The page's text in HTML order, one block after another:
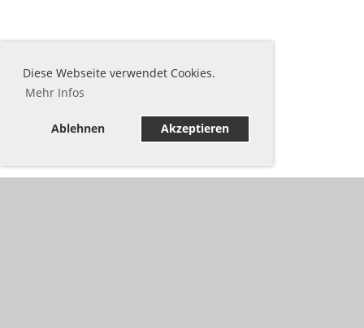
Diese Webseite verwendet Cookies.
Mehr Infos
Ablehnen Akzeptieren